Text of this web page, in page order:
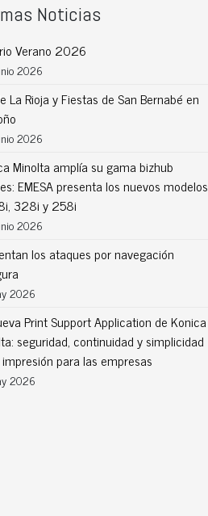
Noticias
Verano 2026
2026
La Rioja y Fiestas de San Bernabé en
2026
Minolta amplía su gama bizhub
EMESA presenta los nuevos modelos
328i y 258i
2026
los ataques por navegación
2026
Print Support Application de Konica
seguridad, continuidad y simplicidad
para las empresas
2026